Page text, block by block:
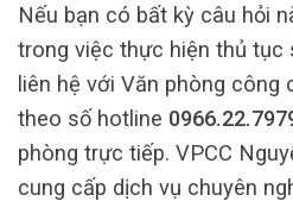
Nếu bạn có bất kỳ câu hỏi
trong việc thực hiện thủ tục
liên hệ với Văn phòng công
theo số hotline
phòng trực tiếp. VPCC
cung cấp dịch vụ chuyên